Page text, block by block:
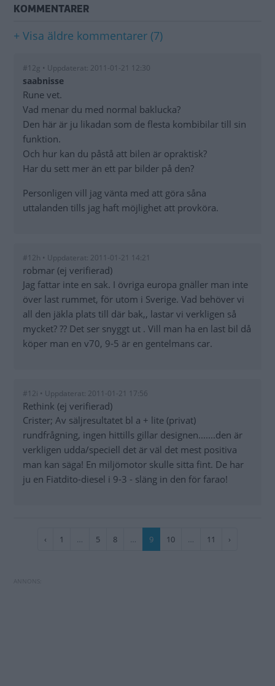
KOMMENTARER
+ Visa äldre kommentarer (7)
#12g • Uppdaterat: 2011-01-21 12:30
saabnisse
Rune vet.
Vad menar du med normal baklucka?
Den här är ju likadan som de flesta kombibilar till sin
funktion.
Och hur kan du påstå att bilen är opraktisk?
Har du sett mer än ett par bilder på den?
Personligen vill jag vänta med att göra såna
uttalanden tills jag haft möjlighet att provköra.
#12h • Uppdaterat: 2011-01-21 14:21
robmar (ej verifierad)
Jag fattar inte en sak. I övriga europa gnäller man inte
över last rummet, för utom i Sverige. Vad behöver vi
all den jäkla plats till där bak,, lastar vi verkligen så
mycket? ?? Det ser snyggt ut . Vill man ha en last bil då
köper man en v70, 9-5 är en gentelmans car.
#12i • Uppdaterat: 2011-01-21 17:56
Rethink (ej verifierad)
Crister; Av säljresultatet bl a + lite (privat)
rundfrågning, ingen hittills gillar designen.......den är
verkligen udda/speciell det är väl det mest positiva
man kan säga! En miljömotor skulle sitta fint. De har
ju en Fiatdito-diesel i 9-3 - släng in den för farao!
Paginering
Föregående
‹ Sida
1 … Sida
5 Sida
8 …
Nuvarande
9 Sida
10 … Sida
11
Nästa
›